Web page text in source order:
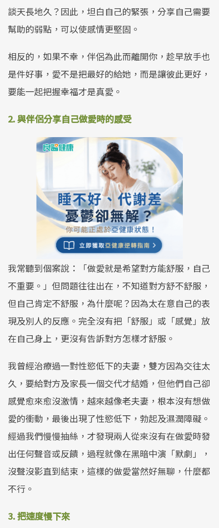
談天長地久？因此，坦白自己的緊張，分享自己需要
幫助的弱點，可以使感情更堅固。
相反的，如果不幸，伴侶為此而離開你，趁早放手也
是件好事，愛不是把最好的給她，而是讓彼此更好，
要能一起把握幸福才是真愛。
2. 與伴侶分享自己做愛時的感受
我常聽到個案說：「做愛就是希望對方能舒服，自己
不重要。」但問題往往出在，不知道對方舒不舒服，
但自己肯定不舒服，為什麼呢？因為太在意自己的表
現及別人的反應。完全沒有把「舒服」或「感覺」放
在自己身上，更沒有告訴對方怎樣才舒服。
我曾經治療過一對性慾低下的夫妻，雙方因為交往太
久，要給對方及家長一個交代才結婚，但他們自己卻
感覺愈來愈沒激情，越來越像老夫妻，根本沒有想做
愛的衝動，最後出現了性慾低下，勃起及濕潤障礙。
經過我們慢慢抽絲，才發現兩人從來沒有在做愛時發
出任何聲音或反饋，過程就像在黑暗中演「默劇」，
沒聲沒影直到結束，這樣的做愛當然好無聊，什麼都
不行。
3. 把速度慢下來